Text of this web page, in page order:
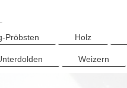
Pröbsten Holz
Weizern